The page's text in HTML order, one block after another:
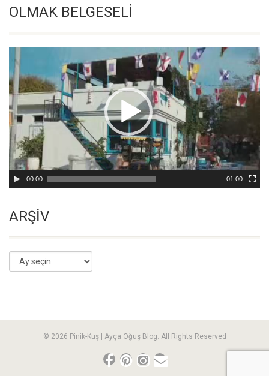
OLMAK BELGESELİ
oynatıcı
00:00 01:00
ARŞİV
© 2026 Pinik-Kuş | Ayça Oğuş Blog. All Rights Reserved